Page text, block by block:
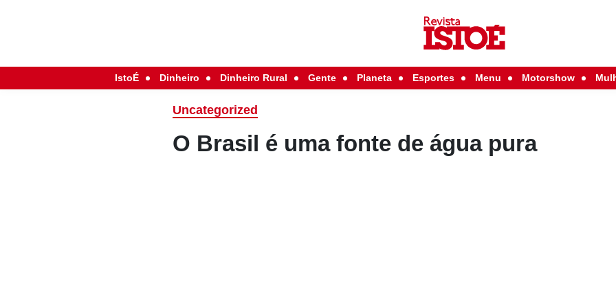
IstoÉ Dinheiro Dinheiro Rural Gente Planeta Esportes Menu Motorshow
Uncategorized
O Brasil é uma fonte de água pura